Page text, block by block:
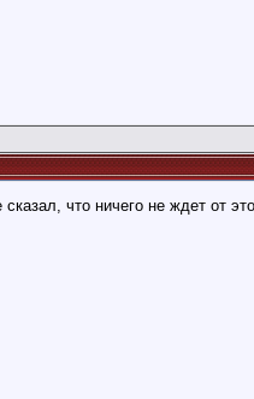
что ничего не ждет от